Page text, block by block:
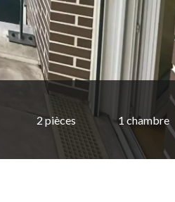
2 pièces 1 chambre